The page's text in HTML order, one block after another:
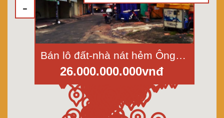
Bán lô đất-nhà nát hẻm Ông Ích Khiêm, phường 10, quận 11 diện tích 329m2
26.000.000.000vnđ